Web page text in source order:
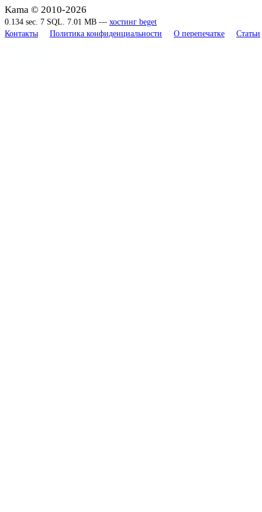
Kama © 2010-2026
0.134 sec. 7 SQL. 7.01 MB — хостинг beget
Контакты
Политика конфиденциальности О перепечатке Статьи